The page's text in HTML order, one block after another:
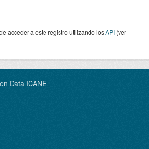
acceder a este registro utilizando losAPI (ver
Data ICANE